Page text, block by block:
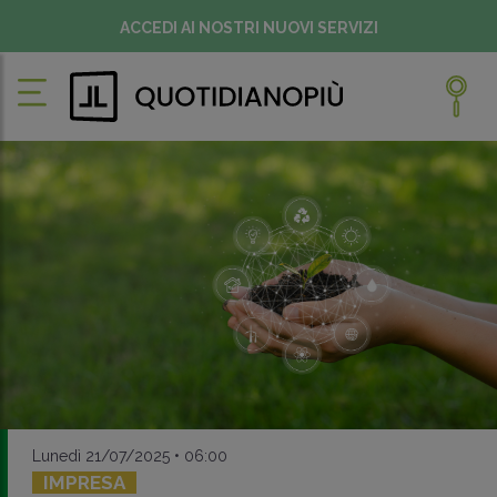
ACCEDI AI NOSTRI NUOVI SERVIZI
Lunedì 21/07/2025 • 06:00
IMPRESA